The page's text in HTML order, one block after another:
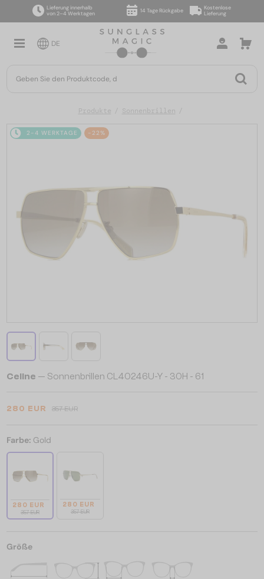
Lieferung innerhalb
von 2–4 Werktagen
14 Tage Rückgabe
Kostenlose
Lieferung
DE
Produkte Sonnenbrillen
2-4 WERKTAGE -22%
Celine — Sonnenbrillen CL40246U-Y - 30H - 61
280 EUR 357 EUR
Farbe: Gold
280 EUR
357 EUR
280 EUR
357 EUR
Größe